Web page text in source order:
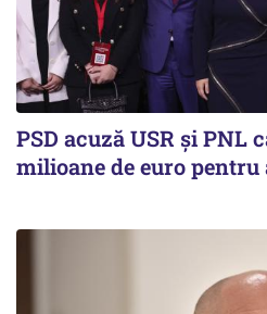
PSD acuză USR și PNL
milioane de euro